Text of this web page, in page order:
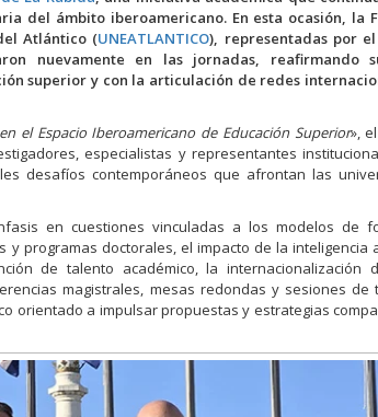
del ámbito iberoamericano. En esta ocasión, la
Atlántico (UNEATLANTICO), representadas por
nuevamente en las jornadas, reafirmando
superior y con la articulación de redes
el Espacio Iberoamericano de Educación Superior»,
especialistas y representantes
desafíos contemporáneos que afrontan las
en cuestiones vinculadas a los modelos de
programas doctorales, el impacto de la inteligencia
de talento académico, la internacionalización
magistrales, mesas redondas y sesiones de
orientado a impulsar propuestas y estrategias